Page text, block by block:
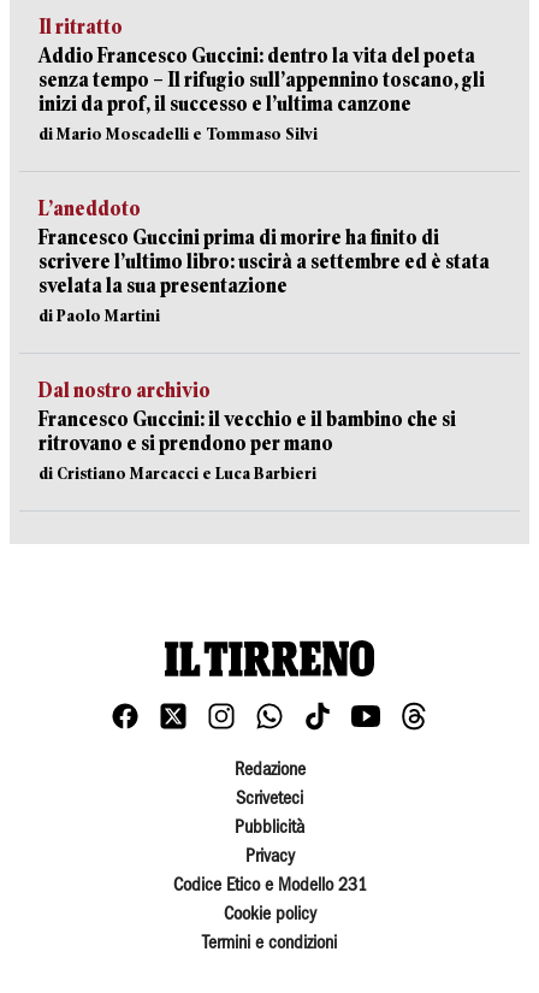
Il ritratto
Addio Francesco Guccini: dentro la vita del poeta
senza tempo – Il rifugio sull’appennino toscano, gli
inizi da prof, il successo e l’ultima canzone
di Mario Moscadelli e Tommaso Silvi
L’aneddoto
Francesco Guccini prima di morire ha finito di
scrivere l’ultimo libro: uscirà a settembre ed è stata
svelata la sua presentazione
di Paolo Martini
Dal nostro archivio
Francesco Guccini: il vecchio e il bambino che si
ritrovano e si prendono per mano
di Cristiano Marcacci e Luca Barbieri
Redazione
Scriveteci
Pubblicità
Privacy
Codice Etico e Modello 231
Cookie policy
Termini e condizioni